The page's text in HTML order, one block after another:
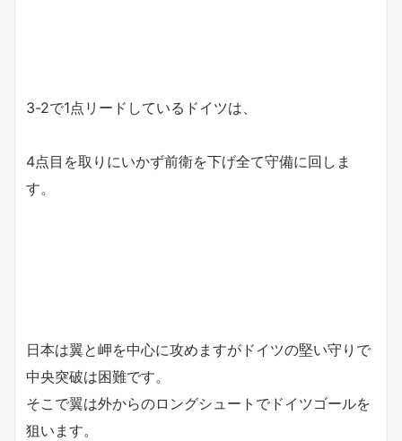
3-2で1点リードしているドイツは、
4点目を取りにいかず前衛を下げ全て守備に回しま
す。
日本は翼と岬を中心に攻めますがドイツの堅い守りで
中央突破は困難です。
そこで翼は外からのロングシュートでドイツゴールを
狙います。